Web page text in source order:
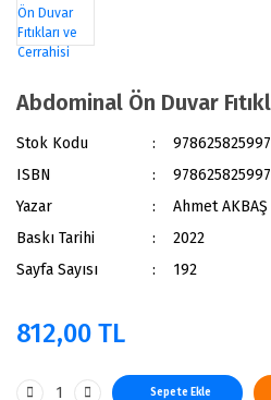
Abdominal Ön Duvar
Stok Kodu
ISBN
Yazar
Ahmet AKBAŞ
Baskı Tarihi
2022
Sayfa Sayısı
192
812,00 TL
Sepete Ekle